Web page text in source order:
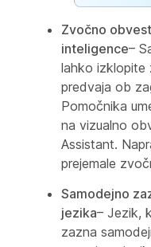
Zvočno
inteligence–
lahko izklopite
predvaja ob
Pomočnika
na vizualno
Assistant.
prejemale
Samodejno
jezika– Jezik,
zazna